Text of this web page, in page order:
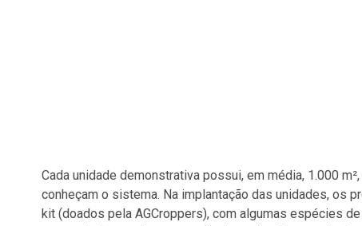
Cada unidade demonstrativa possui, em média, 1.000
conheçam o sistema. Na implantação das unidades, os
kit (doados pela AGCroppers), com algumas espécies